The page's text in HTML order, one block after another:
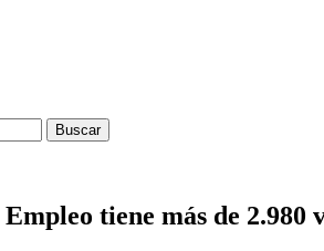
tiene más de 2.980